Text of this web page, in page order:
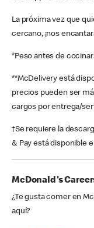
La próxima vez que
cercano, ¡nos
*Peso antes de
**McDelivery está
precios pueden ser
cargos por entrega/
†Se requiere la
& Pay está disponible
McDonald's
¿Te gusta comer en
aquí?